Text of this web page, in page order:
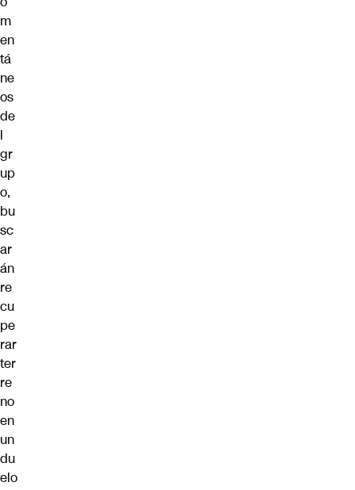
m
en
tá
ne
os
de
l
gr
up
o,
bu
sc
ar
án
re
cu
pe
rar
ter
re
no
en
un
du
elo